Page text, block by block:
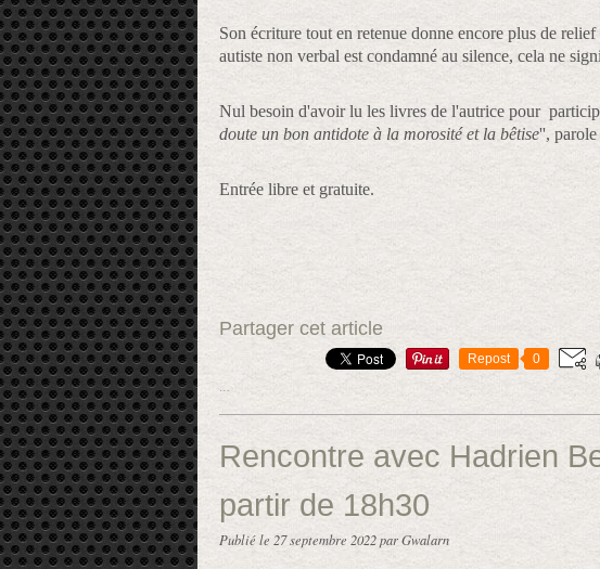
Son écriture tout en retenue donne encore plus de
autiste non verbal est condamné au silence, cela ne
Nul besoin d'avoir lu les livres de l'autrice pour
doute un bon antidote à la morosité et la bêtise'',
Entrée libre et gratuite.
Partager cet article
Repost 0
…
Rencontre avec Hadrien
partir de 18h30
Publié le 27 septembre 2022par Gwalarn